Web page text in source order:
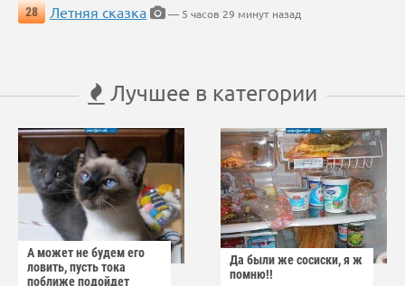
28
Летняя сказка — 5 часов 29 минут назад
Лучшее в категории
А может не будем его
ловить, пусть тока
поближе подойдет
Да были же сосиски, я ж
помню!!